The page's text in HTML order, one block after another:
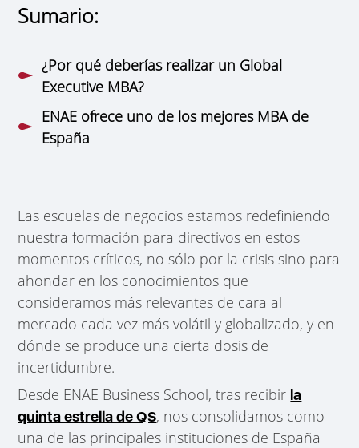
Sumario:
¿Por qué deberías realizar un Global
Executive MBA?
ENAE ofrece uno de los mejores MBA de
España
Las escuelas de negocios estamos redefiniendo
nuestra formación para directivos en estos
momentos críticos, no sólo por la crisis sino para
ahondar en los conocimientos que
consideramos más relevantes de cara al
mercado cada vez más volátil y globalizado, y en
dónde se produce una cierta dosis de
incertidumbre.
Desde ENAE Business School, tras recibir la
quinta estrella de QS, nos consolidamos como
una de las principales instituciones de España